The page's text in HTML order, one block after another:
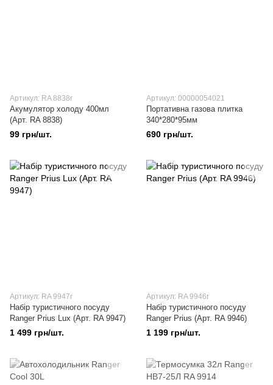
Артикул: RA 8838r
Акумулятор холоду 400мл
(Арт. RA 8838)
99 грн/шт.
Артикул: 00000054021
Портативна газова плитка
340*280*95мм
690 грн/шт.
Артикул: RA 9947r
Набір туристичного посуду
Ranger Prius Lux (Арт. RA 9947)
1 499 грн/шт.
Артикул: RA 9946r
Набір туристичного посуду
Ranger Prius (Арт. RA 9946)
1 199 грн/шт.